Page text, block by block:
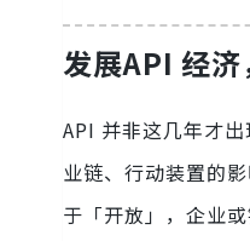
发展API 经
API 并非这几年才
业链、行动装置的
于「开放」，企业